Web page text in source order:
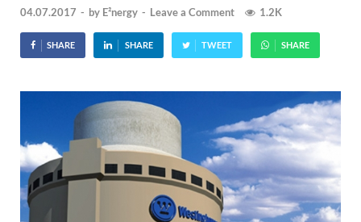
04.07.2017 - by E²nergy - Leave a Comment 1.2K
SHARE SHARE TWEET SHARE